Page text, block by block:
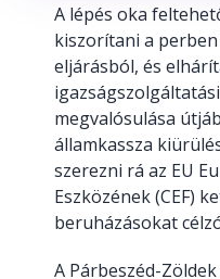
A lépés oka
kiszorítani a
eljárásból, és
megvalósulása
államkassza
szerezni rá az EU
Eszközének (CEF)
beruházásokat
A Párbeszéd-